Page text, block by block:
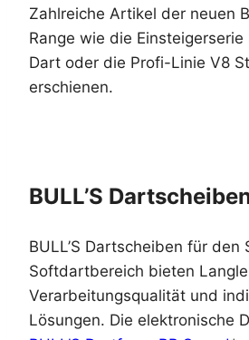
Zahlreiche Artikel der neuen
Range wie die
Dart oder die Profi-Linie V8
erschienen.
BULL’S
BULL’S Dartscheiben für den
Softdartbereich bieten
Verarbeitungsqualität und
Lösungen. Die elektronische